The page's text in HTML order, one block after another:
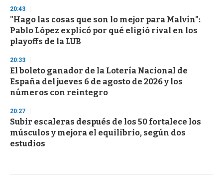
20:43
"Hago las cosas que son lo mejor para Malvín":
Pablo López explicó por qué eligió rival en los
playoffs de la LUB
20:33
El boleto ganador de la Lotería Nacional de
España del jueves 6 de agosto de 2026 y los
números con reintegro
20:27
Subir escaleras después de los 50 fortalece los
músculos y mejora el equilibrio, según dos
estudios